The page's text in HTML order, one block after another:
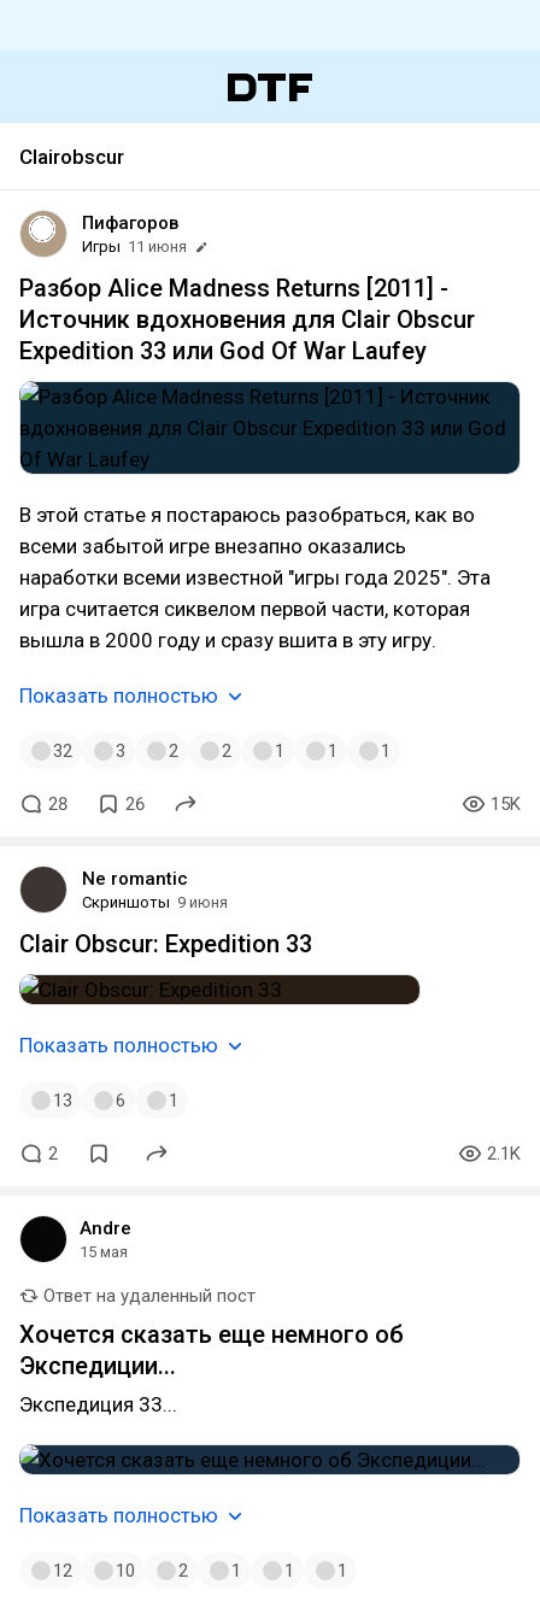
Clairobscur
Пифагоров
Игры 11 июня
Разбор Alice Madness Returns [2011] -
Источник вдохновения для Clair Obscur
Expedition 33 или God Of War Laufey
В этой статье я постараюсь разобраться, как во
всеми забытой игре внезапно оказались
наработки всеми известной "игры года 2025". Эта
игра считается сиквелом первой части, которая
вышла в 2000 году и сразу вшита в эту игру.
Показать полностью
32 3 2 2 1 1 1
28 26 15K
Ne romantic
Скриншоты 9 июня
Clair Obscur: Expedition 33
Показать полностью
13 6 1
2 2.1K
Andre
15 мая
Ответ на удаленный пост
Хочется сказать еще немного об
Экспедиции...
Экспедиция 33...
Показать полностью
12 10 2 1 1 1